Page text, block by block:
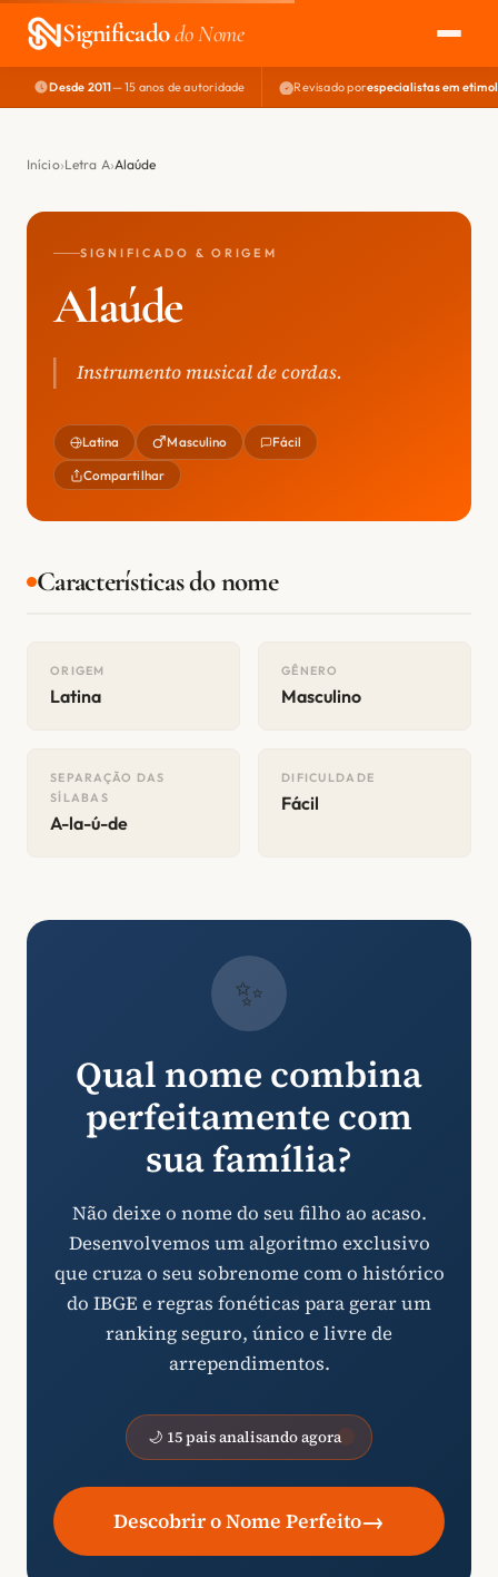
Significadodo Nome
EXPLORAR
NOME PERFEITO
Desde 2011— 15 anos de autoridade Revisado porespecialistas em
Início Letra A Alaúde
SIGNIFICADO & ORIGEM
Alaúde
Instrumento musical de cordas.
Latina Masculino Fácil
Compartilhar
Características do nome
ORIGEM
Latina
GÊNERO
Masculino
SEPARAÇÃO DAS
SÍLABAS
A-la-ú-de
DIFICULDADE
Fácil
✨
Qual nome combina
perfeitamente com
sua família?
Não deixe o nome do seu filho ao acaso.
Desenvolvemos um algoritmo exclusivo
que cruza o seu sobrenome com o histórico
do IBGE e regras fonéticas para gerar um
ranking seguro, único e livre de
arrependimentos.
🌙 15 pais analisando agora
Descobrir o Nome Perfeito→